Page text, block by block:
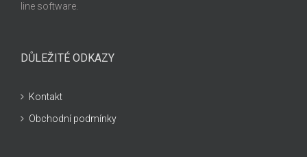
line software.
DŮLEŽITÉ ODKAZY
Kontakt
Obchodní podmínky